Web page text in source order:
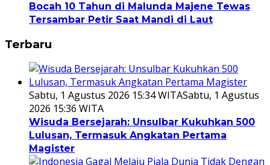
Bocah 10 Tahun di Malunda Majene Tewas
Tersambar Petir Saat Mandi di Laut
Terbaru
Sabtu, 1 Agustus 2026 15:34 WITASabtu, 1 Agustus
2026 15:36 WITA
Wisuda Bersejarah: Unsulbar Kukuhkan 500
Lulusan, Termasuk Angkatan Pertama
Magister